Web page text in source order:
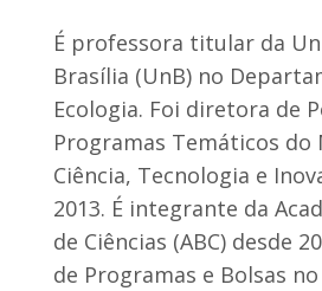
É professora titular da
Brasília (UnB) no
Ecologia. Foi diretora de
Programas Temáticos do
Ciência, Tecnologia e
2013. É integrante da
de Ciências (ABC) desde
de Programas e Bolsas